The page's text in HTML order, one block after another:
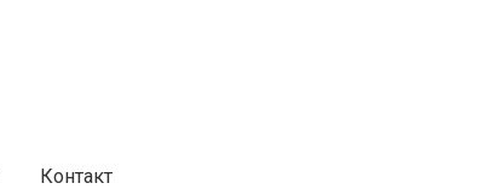
Контакт